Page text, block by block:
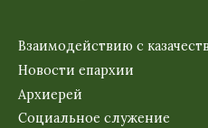
Взаимодействию с
Новости епархии
Архиерей
Социальное служение